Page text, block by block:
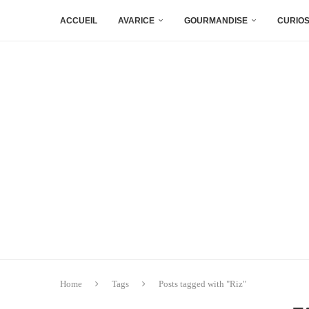
ACCUEIL AVARICE GOURMANDISE
Home Tags Posts tagged with "Riz"